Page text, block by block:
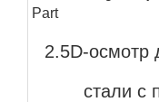
2.5D-осмотр
стали с